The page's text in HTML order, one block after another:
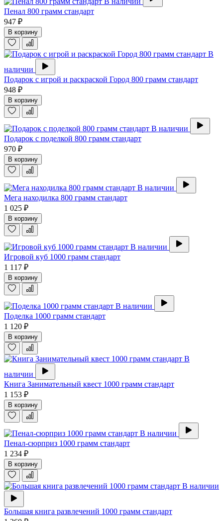
Пенал 800 грамм стандарт
947 ₽
В корзину
В
наличии
Подарок с игрой и раскраской Город 800 грамм стандарт
948 ₽
В корзину
В наличии
Подарок с поделкой 800 грамм стандарт
970 ₽
В корзину
В наличии
Мега находилка 800 грамм стандарт
1 025 ₽
В корзину
В наличии
Игровой куб 1000 грамм стандарт
1 117 ₽
В корзину
В наличии
Поделка 1000 грамм стандарт
1 120 ₽
В корзину
В
наличии
Книга Занимательный квест 1000 грамм стандарт
1 153 ₽
В корзину
В наличии
Пенал-сюрприз 1000 грамм стандарт
1 234 ₽
В корзину
В наличии
Большая книга развлечений 1000 грамм стандарт